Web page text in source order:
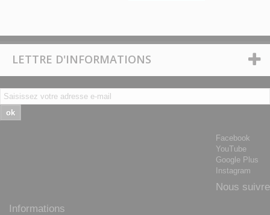
LETTRE D'INFORMATIONS
ok
Facebook
YouTube
Google Plus
Instagram
Nous suivre
Informations